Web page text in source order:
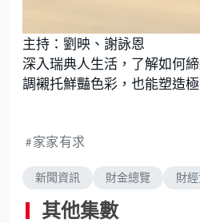
n
m
u
t
e
d
d
:
1
.
主持：劉映、謝詠恩
深入瑞典人生活，了解如何
調襯托鮮豔色彩，也能塑造極
家家有求
新聞資訊 財金總覽 財
其他集數